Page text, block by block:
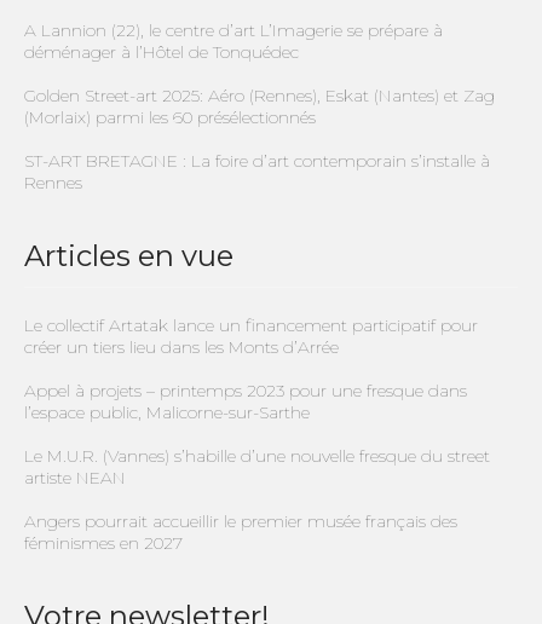
A Lannion (22), le centre d’art L’Imagerie se prépare à
déménager à l’Hôtel de Tonquédec
Golden Street-art 2025: Aéro (Rennes), Eskat (Nantes) et Zag
(Morlaix) parmi les 60 présélectionnés
ST-ART BRETAGNE : La foire d’art contemporain s’installe à
Rennes
Articles en vue
Le collectif Artatak lance un financement participatif pour
créer un tiers lieu dans les Monts d’Arrée
Appel à projets – printemps 2023 pour une fresque dans
l’espace public, Malicorne-sur-Sarthe
Le M.U.R. (Vannes) s’habille d’une nouvelle fresque du street
artiste NEAN
Angers pourrait accueillir le premier musée français des
féminismes en 2027
Votre newsletter!